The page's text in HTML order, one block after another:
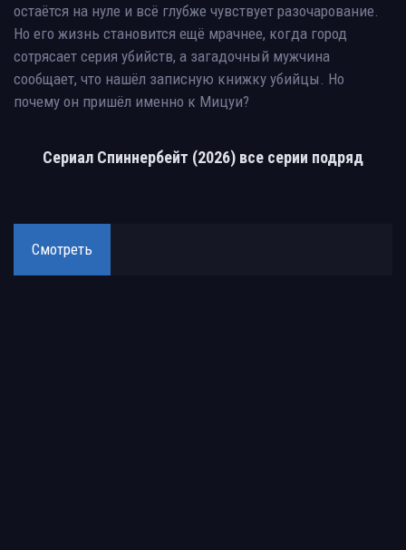
остаётся на нуле и всё глубже чувствует разочарование.
Но его жизнь становится ещё мрачнее, когда город
сотрясает серия убийств, а загадочный мужчина
сообщает, что нашёл записную книжку убийцы. Но
почему он пришёл именно к Мицуи?
Сериал Спиннербейт (2026) все серии подряд
Смотреть